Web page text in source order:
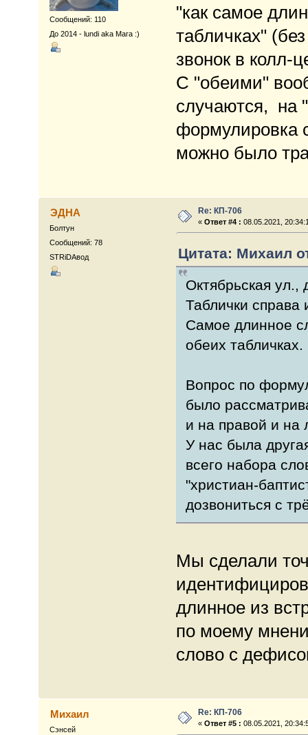
Сообщений: 110
До 2014 - lundi aka Мага :)
"как самое
табличках"
звонок в колл-
С "обеими"
случаются, на
формулировка
можно было
ЭДНА
Болтун
Сообщений: 78
STRiDAвод
Re: КП-706
«Ответ #4 : 08.05.2021,
Цитата: Михаил
Октябрьская
Таблички справа
Самое длинное
обеих табличках.
Вопрос по
было
и на правой и на
У нас была
всего набора
"христиан-
дозвониться с
Мы сделали
длинное из
по моему
слово с
Михаил
Сэнсей
Re: КП-706
«Ответ #5 : 08.05.2021,